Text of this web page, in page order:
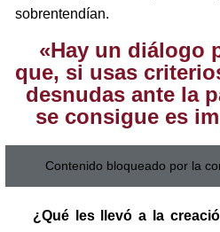
sobrentendían.
«Hay un diálogo
que, si usas
desnudas ante la
se consigue es
Contenido bloqueado por la
¿Qué les llevó a la